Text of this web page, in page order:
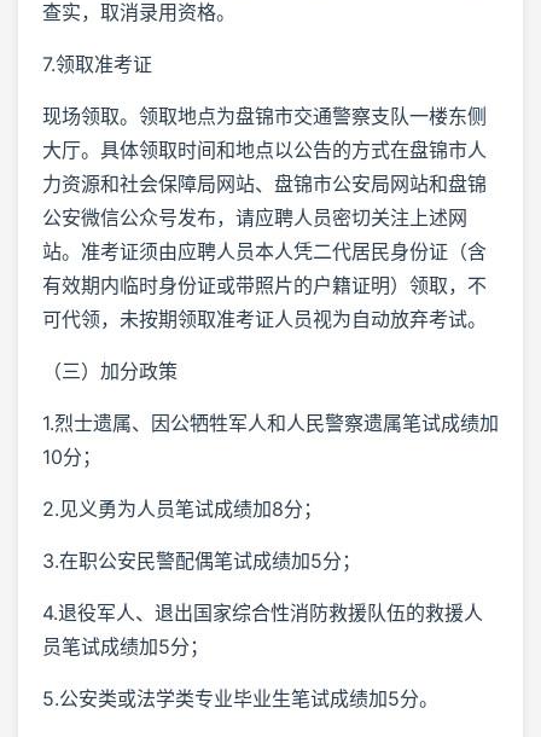
查实，取消录用资格。
7.领取准考证
现场领取。领取地点为盘锦市交通警察支队一楼东侧
大厅。具体领取时间和地点以公告的方式在盘锦市人
力资源和社会保障局网站、盘锦市公安局网站和盘锦
公安微信公众号发布，请应聘人员密切关注上述网
站。准考证须由应聘人员本人凭二代居民身份证（含
有效期内临时身份证或带照片的户籍证明）领取，不
可代领，未按期领取准考证人员视为自动放弃考试。
（三）加分政策
1.烈士遗属、因公牺牲军人和人民警察遗属笔试成绩加
10分；
2.见义勇为人员笔试成绩加8分；
3.在职公安民警配偶笔试成绩加5分；
4.退役军人、退出国家综合性消防救援队伍的救援人
员笔试成绩加5分；
5.公安类或法学类专业毕业生笔试成绩加5分。